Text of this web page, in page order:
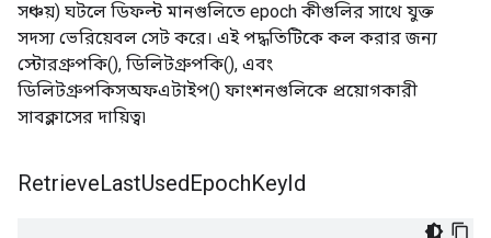
সঞ্চয়) ঘটলে ডিফল্ট মানগুলিতে epoch কীগুলির সাথে যুক্ত
সদস্য ভেরিয়েবল সেট করে। এই পদ্ধতিটিকে কল করার জন্য
স্টোরগ্রুপকি(), ডিলিটগ্রুপকি(), এবং
ডিলিটগ্রুপকিসঅফএটাইপ() ফাংশনগুলিকে প্রয়োগকারী
সাবক্লাসের দায়িত্ব৷
RetrieveLastUsedEpochKeyId